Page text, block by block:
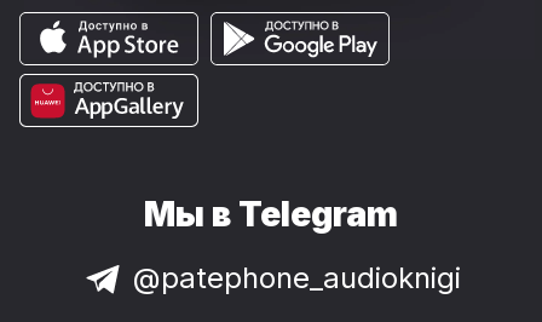
Мы в Telegram
@patephone_audioknigi